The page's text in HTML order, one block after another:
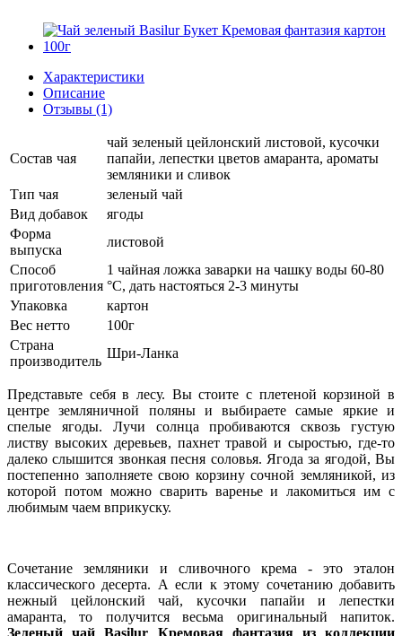
Характеристики
Описание
Отзывы (1)
Состав чая
чай зеленый цейлонский листовой, кусочки
папайи, лепестки цветов амаранта, ароматы
земляники и сливок
Тип чая
зеленый чай
Вид добавок
ягоды
Форма
выпуска
листовой
Способ
приготовления
1 чайная ложка заварки на чашку воды 60-80
°C, дать настояться 2-3 минуты
Упаковка
картон
Вес нетто
100г
Страна
производитель
Шри-Ланка
Представьте себя в лесу. Вы стоите с плетеной корзиной в
центре земляничной поляны и выбираете самые яркие и
спелые ягоды. Лучи солнца пробиваются сквозь густую
листву высоких деревьев, пахнет травой и сыростью, где-то
далеко слышится звонкая песня соловья. Ягода за ягодой, Вы
постепенно заполняете свою корзину сочной земляникой, из
которой потом можно сварить варенье и лакомиться им с
любимым чаем вприкуску.
Сочетание земляники и сливочного крема - это эталон
классического десерта. А если к этому сочетанию добавить
нежный цейлонский чай, кусочки папайи и лепестки
амаранта, то получится весьма оригинальный напиток.